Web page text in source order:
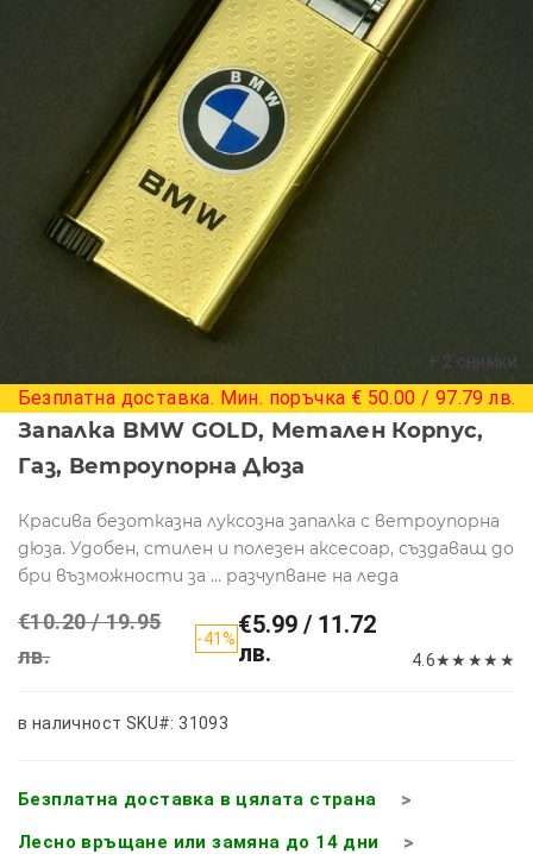
+ 2 снимки
Безплатна доставка. Мин. поръчка € 50.00 / 97.79 лв.
Запалка BMW GOLD, Метален Корпус,
Газ, Ветроупорна Дюза
Красива безотказна луксозна запалка с ветроупорна
дюза. Удобен, стилен и полезен аксесоар, създаващ до
бри възможности за ... разчупване на леда
€10.20 / 19.95
лв.
-41%€5.99 / 11.72
лв.
4.6★★ ★★ ★
в наличност SKU#: 31093
Безплатна доставка в цялата страна
Лесно връщане или замяна до 14 дни